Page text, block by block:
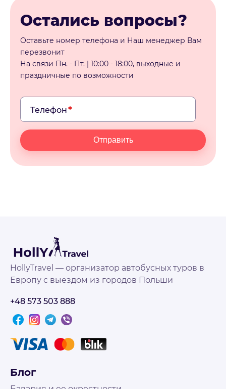
Остались вопросы?
Оставьте номер телефона и Наш менеджер Вам
перезвонит
На связи Пн. - Пт. | 10:00 - 18:00, выходные и
праздничные по возможности
Телефон
Отправить
HollyTravel — организатор автобусных туров в
Европу с выездом из городов Польши
+48 573 503 888
Блог